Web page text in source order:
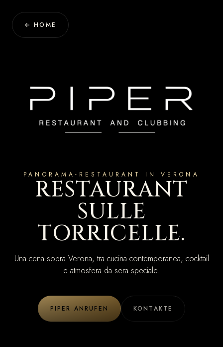
← HOME
PANORAMA-RESTAURANT IN VERONA
RESTAURANT
SULLE
TORRICELLE.
Una cena sopra Verona, tra cucina contemporanea, cocktail
e atmosfera da sera speciale.
PIPER ANRUFEN KONTAKTE